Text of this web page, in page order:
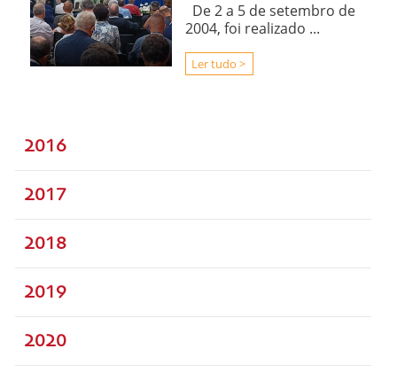
De 2 a 5 de setembro de
2004, foi realizado ...
Ler tudo >
2016
2017
2018
2019
2020